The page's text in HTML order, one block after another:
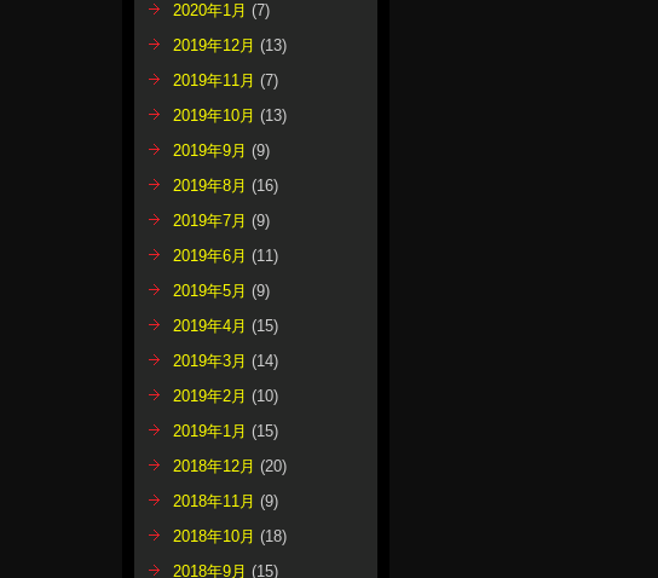
2020年1月 (7)
2019年12月 (13)
2019年11月 (7)
2019年10月 (13)
2019年9月 (9)
2019年8月 (16)
2019年7月 (9)
2019年6月 (11)
2019年5月 (9)
2019年4月 (15)
2019年3月 (14)
2019年2月 (10)
2019年1月 (15)
2018年12月 (20)
2018年11月 (9)
2018年10月 (18)
2018年9月 (15)